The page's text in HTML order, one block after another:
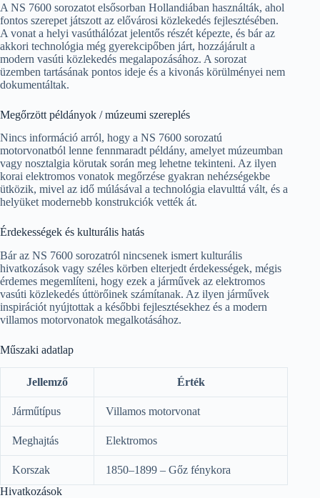
A NS 7600 sorozatot elsősorban Hollandiában használták, ahol
fontos szerepet játszott az elővárosi közlekedés fejlesztésében.
A vonat a helyi vasúthálózat jelentős részét képezte, és bár az
akkori technológia még gyerekcipőben járt, hozzájárult a
modern vasúti közlekedés megalapozásához. A sorozat
üzemben tartásának pontos ideje és a kivonás körülményei nem
dokumentáltak.
Megőrzött példányok / múzeumi szereplés
Nincs információ arról, hogy a NS 7600 sorozatú
motorvonatból lenne fennmaradt példány, amelyet múzeumban
vagy nosztalgia körutak során meg lehetne tekinteni. Az ilyen
korai elektromos vonatok megőrzése gyakran nehézségekbe
ütközik, mivel az idő múlásával a technológia elavulttá vált, és a
helyüket modernebb konstrukciók vették át.
Érdekességek és kulturális hatás
Bár az NS 7600 sorozatról nincsenek ismert kulturális
hivatkozások vagy széles körben elterjedt érdekességek, mégis
érdemes megemlíteni, hogy ezek a járművek az elektromos
vasúti közlekedés úttörőinek számítanak. Az ilyen járművek
inspirációt nyújtottak a későbbi fejlesztésekhez és a modern
villamos motorvonatok megalkotásához.
Műszaki adatlap
Jellemző Érték
Járműtípus Villamos motorvonat
Meghajtás Elektromos
Korszak
1850–1899 – Gőz fénykora
Hivatkozások